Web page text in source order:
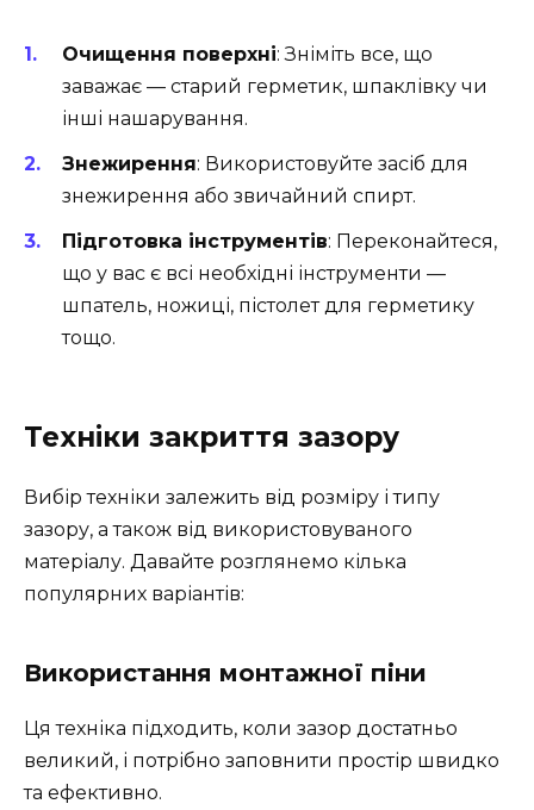
Очищення поверхні: Зніміть все, що
заважає — старий герметик, шпаклівку чи
інші нашарування.
Знежирення: Використовуйте засіб для
знежирення або звичайний спирт.
Підготовка інструментів: Переконайтеся,
що у вас є всі необхідні інструменти —
шпатель, ножиці, пістолет для герметику
тощо.
Техніки закриття зазору
Вибір техніки залежить від розміру і типу
зазору, а також від використовуваного
матеріалу. Давайте розглянемо кілька
популярних варіантів:
Використання монтажної піни
Ця техніка підходить, коли зазор достатньо
великий, і потрібно заповнити простір швидко
та ефективно.